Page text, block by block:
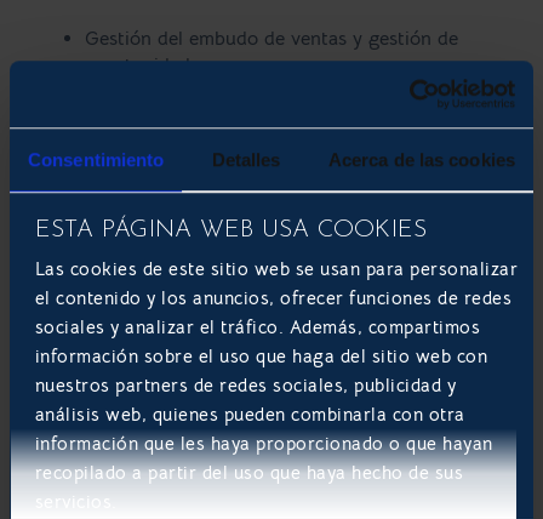
Consentimiento Detalles Acerca de las cookies
ESTA PÁGINA WEB USA COOKIES
Las cookies de este sitio web se usan para personalizar
el contenido y los anuncios, ofrecer funciones de redes
sociales y analizar el tráfico. Además, compartimos
información sobre el uso que haga del sitio web con
nuestros partners de redes sociales, publicidad y
análisis web, quienes pueden combinarla con otra
información que les haya proporcionado o que hayan
recopilado a partir del uso que haya hecho de sus
servicios.
Gestión del embudo de ventas y gestión de
oportunidades.
Informes en tiempo real e informes del flujo de
Programación de actividades.
Realización de Test A/B.
Procesamiento de pagos.
Creación de avisos para clientes.
Gestionar clientes.